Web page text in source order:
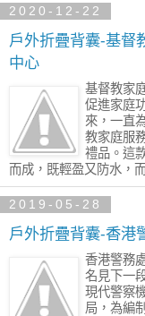
2020-12-22
戶外折疊背囊-基督
中心
基督教家
促進家庭
來，一直
教家庭服
禮品。這
而成，既輕盈又防水，
2019-05-28
戶外折疊背囊-香港
香港警務
名見下一
現代警察
局，為編